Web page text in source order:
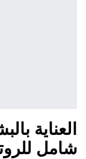
العناية
شامل